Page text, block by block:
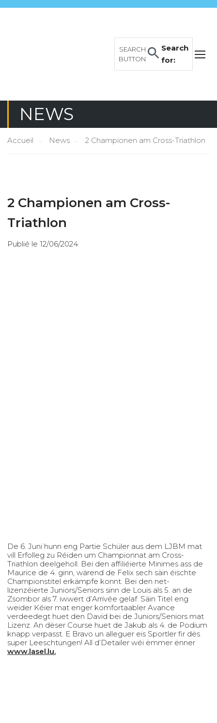
Search
for:
SEARCH
BUTTON
NEWS
Accueil News 2 Championen am Cross-Triathlon
2 Championen am Cross-
Triathlon
Publié le 12/06/2024
De 6. Juni hunn eng Partie Schüler aus dem LJBM mat
vill Erfolleg zu Réiden um Championnat am Cross-
Triathlon deelgeholl. Bei den affiliéierte Minimes ass de
Maurice de 4. ginn, wärend de Felix sech säin éischte
Championstitel erkämpfe konnt. Bei den net-
lizenzéierte Juniors/Seniors sinn de Louis als 5. an de
Zsombor als 7. iwwert d’Arrivée gelaf. Säin Titel eng
weider Kéier mat enger komfortaabler Avance
verdeedegt huet den David bei de Juniors/Seniors mat
Lizenz. An dëser Course huet de Jakub als 4. de Podium
knapp verpasst. E Bravo un alleguer eis Sportler fir dës
super Leeschtungen! All d’Detailer wéi ëmmer ënner
www.lasel.lu.